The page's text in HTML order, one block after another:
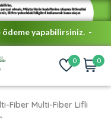
yapabilirsiniz. -
0 0
Fiber Multi-Fiber Lifli